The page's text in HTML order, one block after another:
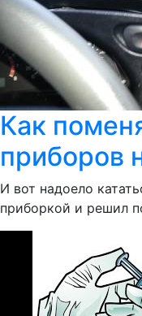
Как
приборов
И вот надоело
приборкой и решил